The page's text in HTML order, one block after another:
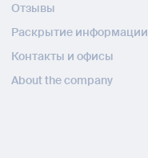
Отзывы
Раскрытие информации
Контакты и офисы
About the company